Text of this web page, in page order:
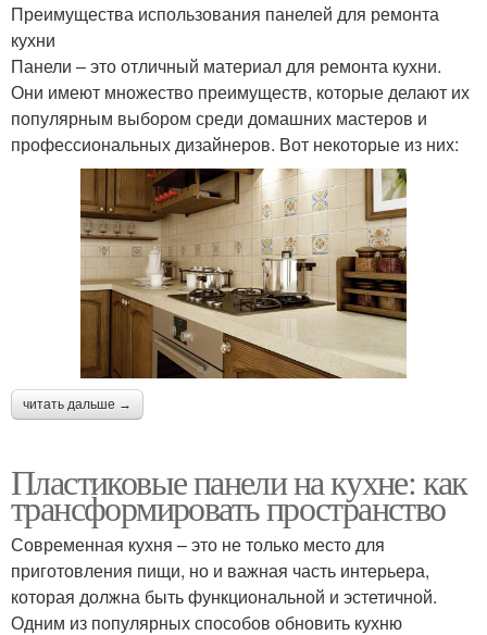
Преимущества использования панелей для ремонта
кухни
Панели – это отличный материал для ремонта кухни.
Они имеют множество преимуществ, которые делают их
популярным выбором среди домашних мастеров и
профессиональных дизайнеров. Вот некоторые из них:
читать дальше →
Пластиковые панели на кухне: как
трансформировать пространство
Современная кухня – это не только место для
приготовления пищи, но и важная часть интерьера,
которая должна быть функциональной и эстетичной.
Одним из популярных способов обновить кухню